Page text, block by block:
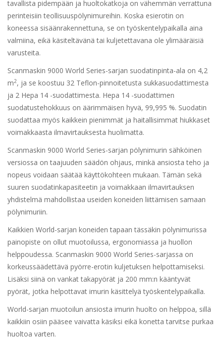
tavallista pidempään ja huoltokatkoja on vähemmän verrattuna
perinteisiin teollisuuspölynimureihin. Koska esierotin on
koneessa sisäänrakennettuna, se on työskentelypaikalla aina
valmiina, eikä käsiteltävänä tai kuljetettavana ole ylimääräisiä
varusteita.
Scanmaskin 9000 World Series-sarjan suodatinpinta-ala on 4,2
m2, ja se koostuu 32 Teflon-pinnoitetusta sukkasuodattimesta
ja 2 Hepa 14 -suodattimesta. Hepa 14 -suodattimen
suodatustehokkuus on äärimmäisen hyvä, 99,995 %. Suodatin
suodattaa myös kaikkein pienimmät ja haitallisimmat hiukkaset
voimakkaasta ilmavirtauksesta huolimatta.
Scanmaskin 9000 World Series-sarjan pölynimurin sähköinen
versiossa on taajuuden säädön ohjaus, minkä ansiosta teho ja
nopeus voidaan säätää käyttökohteen mukaan. Tämän sekä
suuren suodatinkapasiteetin ja voimakkaan ilmavirtauksen
yhdistelmä mahdollistaa useiden koneiden liittämisen samaan
pölynimuriin.
Kaikkien World-sarjan koneiden tapaan tässäkin pölynimurissa
painopiste on ollut muotoilussa, ergonomiassa ja huollon
helppoudessa. Scanmaskin 9000 World Series-sarjassa on
korkeussäädettävä pyörre-erotin kuljetuksen helpottamiseksi.
Lisäksi siinä on vankat takapyörät ja 200 mm:n kääntyvät
pyörät, jotka helpottavat imurin käsittelyä työskentelypaikalla.
World-sarjan muotoilun ansiosta imurin huolto on helppoa, sillä
kaikkiin osiin pääsee vaivatta käsiksi eikä konetta tarvitse purkaa
huoltoa varten.